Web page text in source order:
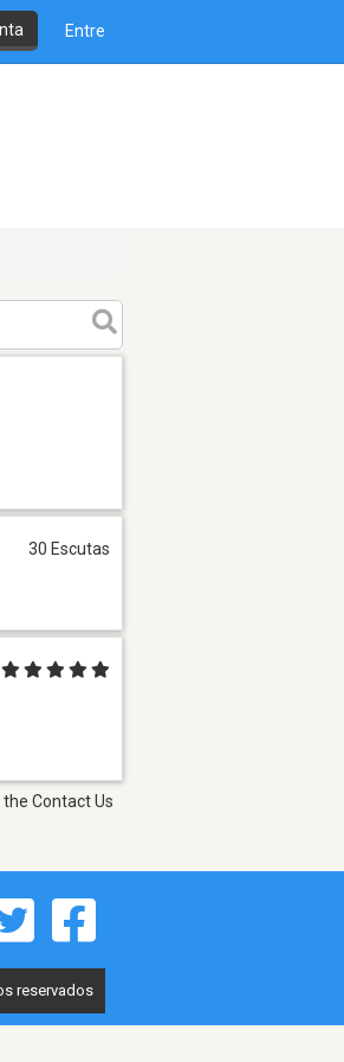
Entre
30 Escutas
Contact Us
reservados